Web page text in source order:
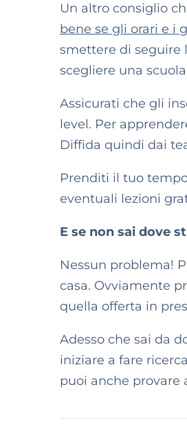
Un altro consiglio
bene se gli orari e i
smettere di seguire
scegliere una
Assicurati che gli
level. Per
Diffida quindi dai
Prenditi il tuo
eventuali lezioni
E se non sai dove
Nessun problema!
casa. Ovviamente
quella offerta in
Adesso che sai da
iniziare a fare
puoi anche provare